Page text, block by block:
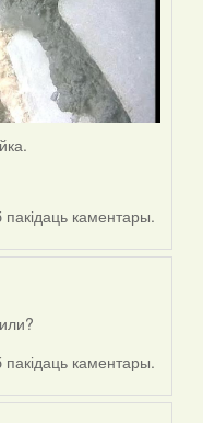
пакідаць каментары.
пакідаць каментары.